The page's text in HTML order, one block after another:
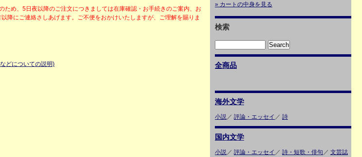
ため、5日夜以降のご注文につきましては在庫確認・お手続きのご案内、お
降にご連絡さしあげます。ご不便をおかけいたしますが、ご理解を賜りま
どについての説明)
» カートの中身を見る
検索
全商品
海外文学
小説／ 評論・エッセイ ／ 詩
国内文学
小説／ 評論・エッセイ ／ 詩・短歌・俳句 ／ 文芸誌